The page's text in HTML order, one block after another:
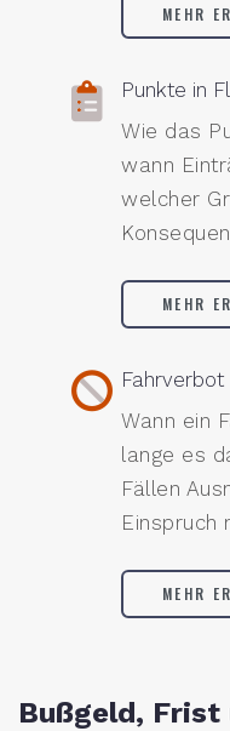
MEHR
Punkte in
Wie das
wann
welcher
MEHR
Fahrverbot
Wann ein
lange es
Fällen
Einspruch
MEHR
Bußgeld, Frist